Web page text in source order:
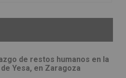
de restos humanos en la
Yesa, en Zaragoza